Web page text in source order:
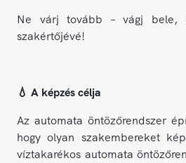
Ne várj tovább – vágj bele,
szakértőjévé!
💧 A képzés célja
Az automata öntözőrendszer
hogy olyan szakembereket
víztakarékos automata